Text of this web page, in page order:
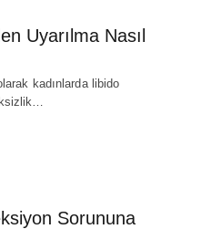
Uyarılma Nasıl
kadınlarda libido
Sorununa